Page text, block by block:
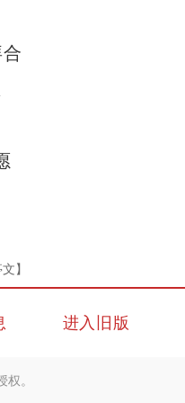
】
进入旧版
。